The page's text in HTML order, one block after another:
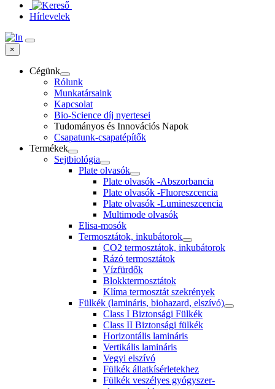
Hírlevelek
×
Cégünk
Rólunk
Munkatársaink
Kapcsolat
Bio-Science díj nyertesei
Tudományos és Innovációs Napok
Csapatunk-csapatépítők
Termékek
Sejtbiológia
Plate olvasók
Plate olvasók -Abszorbancia
Plate olvasók -Fluoreszcencia
Plate olvasók -Lumineszcencia
Multimode olvasók
Elisa-mosók
Termosztátok, inkubátorok
CO2 termosztátok, inkubátorok
Rázó termosztátok
Vízfürdők
Blokktermosztátok
Klíma termosztát szekrények
Fülkék (lamináris, biohazard, elszívó)
Class I Biztonsági Fülkék
Class II Biztonsági fülkék
Horizontális lamináris
Vertikális lamináris
Vegyi elszívó
Fülkék állatkísérletekhez
Fülkék veszélyes gyógyszer-